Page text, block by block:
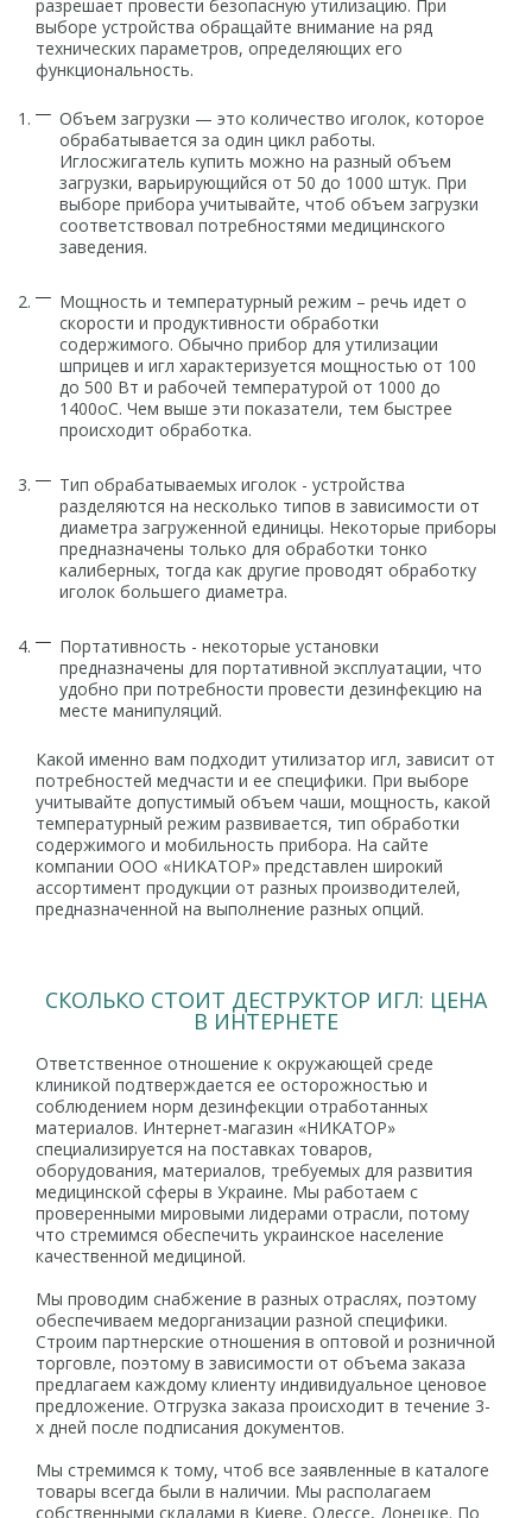
разрешает провести безопасную утилизацию. При
выборе устройства обращайте внимание на ряд
технических параметров, определяющих его
функциональность.
Объем загрузки — это количество иголок, которое
обрабатывается за один цикл работы.
Иглосжигатель купить можно на разный объем
загрузки, варьирующийся от 50 до 1000 штук. При
выборе прибора учитывайте, чтоб объем загрузки
соответствовал потребностями медицинского
заведения.
Мощность и температурный режим – речь идет о
скорости и продуктивности обработки
содержимого. Обычно прибор для утилизации
шприцев и игл характеризуется мощностью от 100
до 500 Вт и рабочей температурой от 1000 до
1400оС. Чем выше эти показатели, тем быстрее
происходит обработка.
Тип обрабатываемых иголок - устройства
разделяются на несколько типов в зависимости от
диаметра загруженной единицы. Некоторые приборы
предназначены только для обработки тонко
калиберных, тогда как другие проводят обработку
иголок большего диаметра.
Портативность - некоторые установки
предназначены для портативной эксплуатации, что
удобно при потребности провести дезинфекцию на
месте манипуляций.
Какой именно вам подходит утилизатор игл, зависит от
потребностей медчасти и ее специфики. При выборе
учитывайте допустимый объем чаши, мощность, какой
температурный режим развивается, тип обработки
содержимого и мобильность прибора. На сайте
компании ООО «НИКАТОР» представлен широкий
ассортимент продукции от разных производителей,
предназначенной на выполнение разных опций.
СКОЛЬКО СТОИТ ДЕСТРУКТОР ИГЛ: ЦЕНА
В ИНТЕРНЕТЕ
Ответственное отношение к окружающей среде
клиникой подтверждается ее осторожностью и
соблюдением норм дезинфекции отработанных
материалов. Интернет-магазин «НИКАТОР»
специализируется на поставках товаров,
оборудования, материалов, требуемых для развития
медицинской сферы в Украине. Мы работаем с
проверенными мировыми лидерами отрасли, потому
что стремимся обеспечить украинское население
качественной медициной.
Мы проводим снабжение в разных отраслях, поэтому
обеспечиваем медорганизации разной специфики.
Строим партнерские отношения в оптовой и розничной
торговле, поэтому в зависимости от объема заказа
предлагаем каждому клиенту индивидуальное ценовое
предложение. Отгрузка заказа происходит в течение 3-
х дней после подписания документов.
Мы стремимся к тому, чтоб все заявленные в каталоге
товары всегда были в наличии. Мы располагаем
собственными складами в Киеве, Одессе, Донецке. По